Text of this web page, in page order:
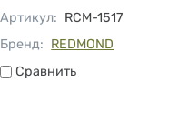
Артикул: RCM-1517
Бренд: REDMOND
СравнитьСравнить